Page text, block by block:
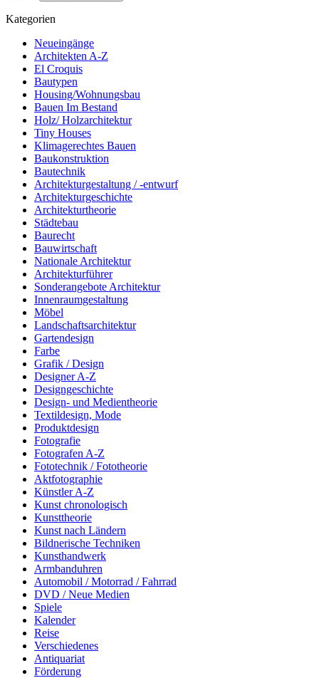
Kategorien
Neueingänge
Architekten A-Z
El Croquis
Bautypen
Housing/Wohnungsbau
Bauen Im Bestand
Holz/ Holzarchitektur
Tiny Houses
Klimagerechtes Bauen
Baukonstruktion
Bautechnik
Architekturgestaltung / -entwurf
Architekturgeschichte
Architekturtheorie
Städtebau
Baurecht
Bauwirtschaft
Nationale Architektur
Architekturführer
Sonderangebote Architektur
Innenraumgestaltung
Möbel
Landschaftsarchitektur
Gartendesign
Farbe
Grafik / Design
Designer A-Z
Designgeschichte
Design- und Medientheorie
Textildesign, Mode
Produktdesign
Fotografie
Fotografen A-Z
Fototechnik / Fototheorie
Aktfotographie
Künstler A-Z
Kunst chronologisch
Kunsttheorie
Kunst nach Ländern
Bildnerische Techniken
Kunsthandwerk
Armbanduhren
Automobil / Motorrad / Fahrrad
DVD / Neue Medien
Spiele
Kalender
Reise
Verschiedenes
Antiquariat
Förderung